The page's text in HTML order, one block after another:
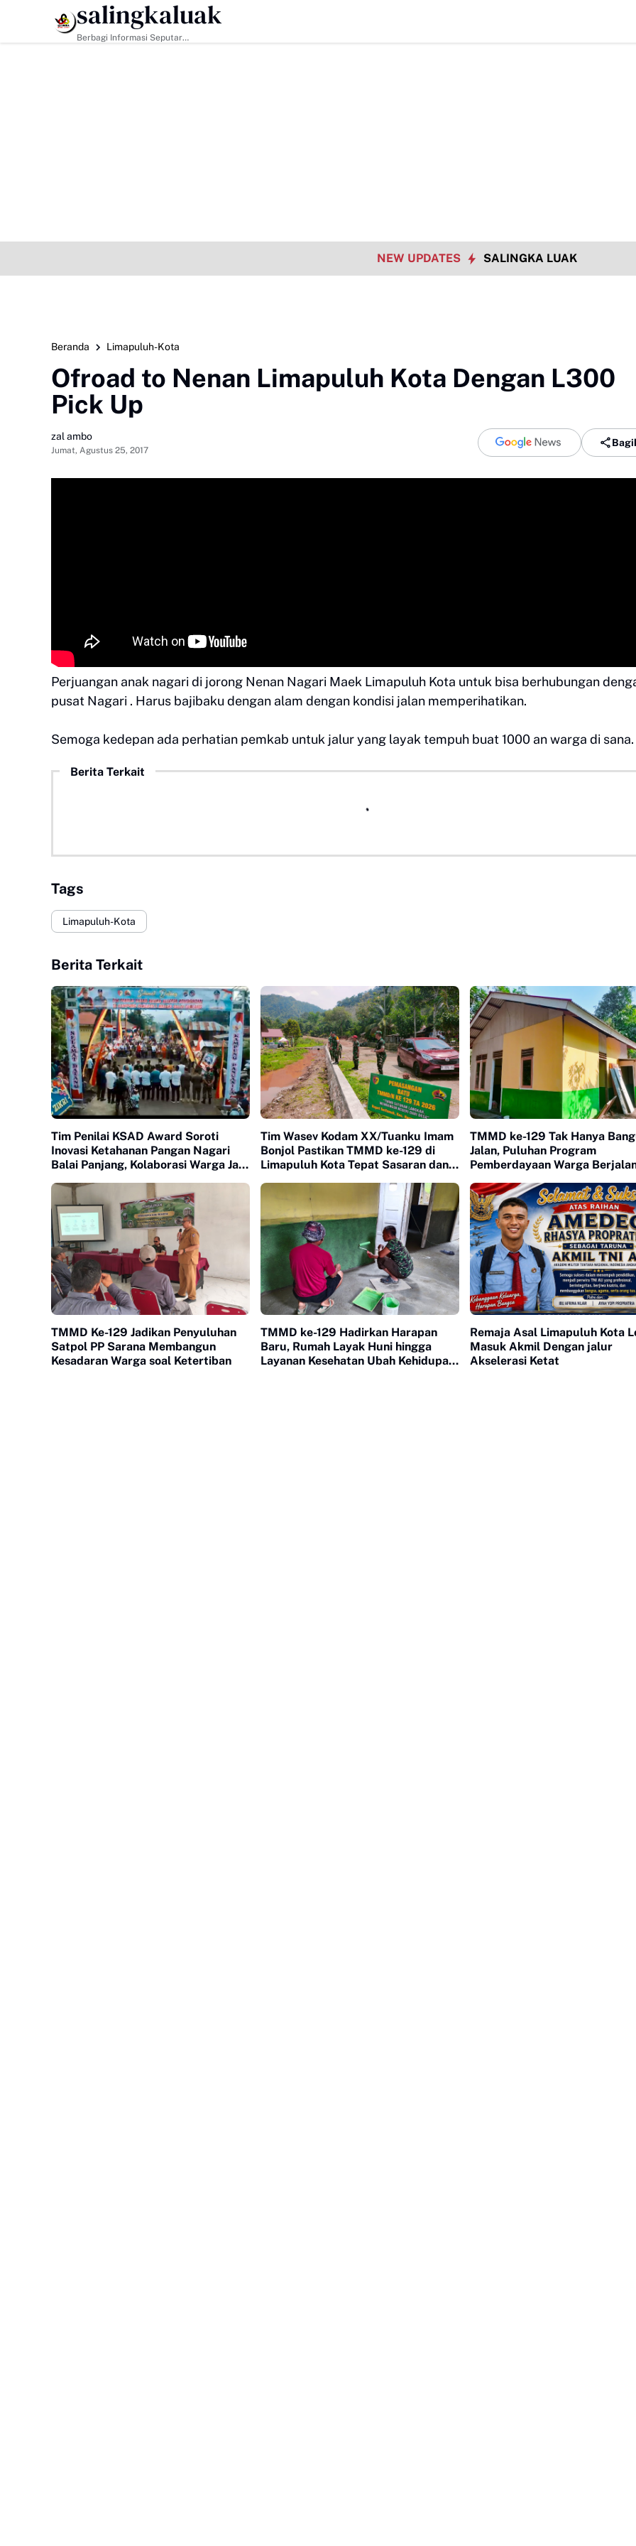
HEADLINE
salingkaluak
Berbagi Informasi Seputar
NEW UPDATES SALINGKA LUAK
Beranda Limapuluh-Kota
Ofroad to Nenan Limapuluh Kota Dengan L300
Pick Up
zal ambo
Jumat, Agustus 25, 2017
Perjuangan anak nagari di jorong Nenan Nagari Maek Limapuluh Kota untuk bisa berhubungan
pusat Nagari . Harus bajibaku dengan alam dengan kondisi jalan memperihatikan.
Semoga kedepan ada perhatian pemkab untuk jalur yang layak tempuh buat 1000 an warga di sana.
Berita Terkait
Tags
Limapuluh-Kota
Berita Terkait
Tim Penilai KSAD Award Soroti
Inovasi Ketahanan Pangan Nagari
Balai Panjang, Kolaborasi Warga Jadi
Tim Wasev Kodam XX/Tuanku Imam
Bonjol Pastikan TMMD ke-129 di
Limapuluh Kota Tepat Sasaran dan
TMMD ke-129 Tak Hanya
Jalan, Puluhan Program
Pemberdayaan Warga
TMMD Ke-129 Jadikan Penyuluhan
Satpol PP Sarana Membangun
Kesadaran Warga soal Ketertiban
TMMD ke-129 Hadirkan Harapan
Baru, Rumah Layak Huni hingga
Layanan Kesehatan Ubah Kehidupan
Remaja Asal Limapuluh Kota
Masuk Akmil Dengan jalur
Akselerasi Ketat